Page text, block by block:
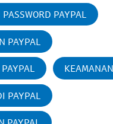
PAYPAL
PAYPAL
PAYPAL